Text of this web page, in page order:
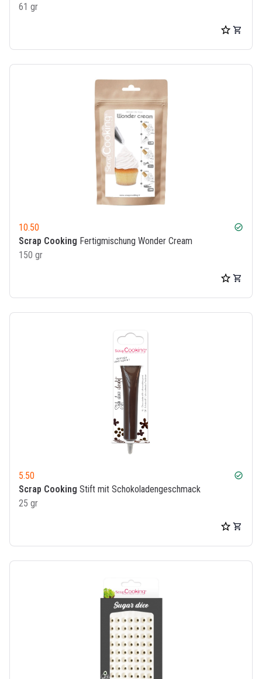
61 gr
10.50 check_circle
Scrap Cooking Fertigmischung Wonder Cream
150 gr
5.50 check_circle
Scrap Cooking Stift mit Schokoladengeschmack
25 gr